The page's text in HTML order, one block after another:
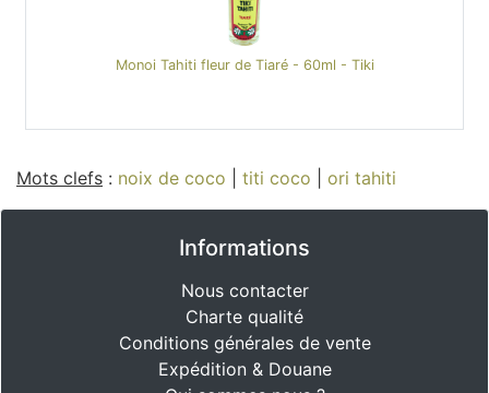
Monoi Tahiti fleur de Tiaré - 60ml - Tiki
Mots clefs : noix de coco titi coco ori tahiti
Informations
Nous contacter
Charte qualité
Conditions générales de vente
Expédition & Douane